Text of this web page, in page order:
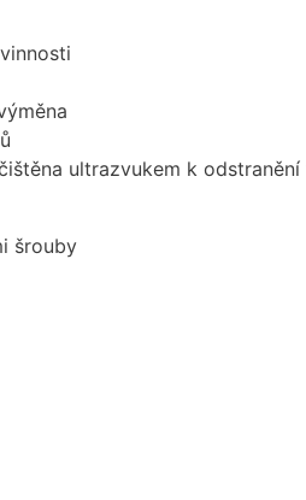
ultrazvukem k odstranění
šrouby